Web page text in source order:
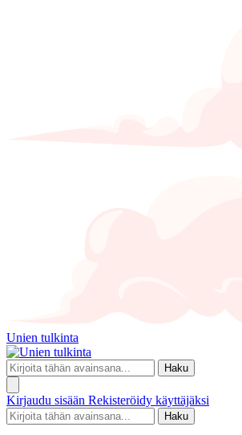
Unien tulkinta
Haku
Kirjaudu sisään Rekisteröidy käyttäjäksi
Haku